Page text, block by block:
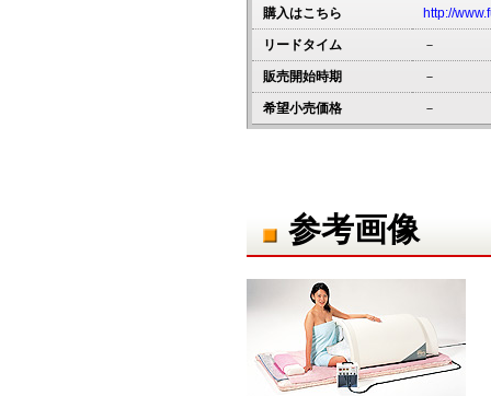
購入はこちら http://
リードタイム －
販売開始時期 －
希望小売価格 －
参考画像